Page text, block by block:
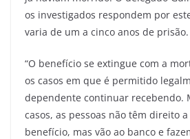
os investigados respondem por
varia de um a cinco anos de prisão.
“O benefício se extingue com a
os casos em que é permitido
dependente continuar recebendo.
casos, as pessoas não têm direito
benefício, mas vão ao banco e